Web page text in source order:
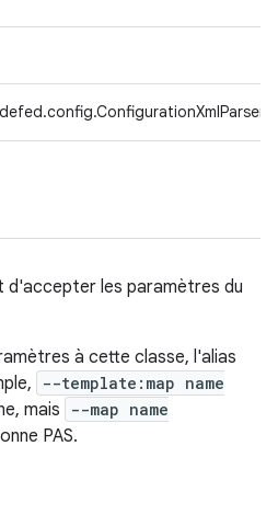
d'accepter les paramètres du
à cette classe, l'alias
--template:map name
mais
--map name
PAS.